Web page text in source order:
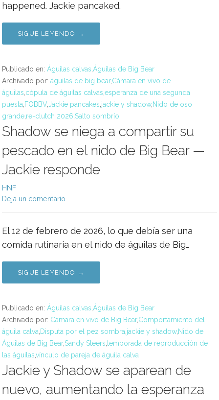
happened. Jackie pancaked.
SIGUE LEYENDO →
Publicado en: Águilas calvas Águilas de Big Bear
Archivado por: águilas de big bear,Cámara en vivo de
águilas cópula de águilas calvas esperanza de una segunda
puesta FOBBV Jackie pancakes jackie y shadow, Nido de oso
grande re-clutch 2026 Salto sombrío
Shadow se niega a compartir su
pescado en el nido de Big Bear —
Jackie responde
HNF
Deja un comentario
El 12 de febrero de 2026, lo que debía ser una
comida rutinaria en el nido de águilas de Big…
SIGUE LEYENDO →
Publicado en: Águilas calvas Águilas de Big Bear
Archivado por: Cámara en vivo de Big Bear,Comportamiento del
águila calva Disputa por el pez sombra jackie y shadow, Nido de
Águilas de Big Bear,Sandy Steers temporada de reproducción de
las águilasvínculo de pareja de águila calva
Jackie y Shadow se aparean de
nuevo, aumentando la esperanza